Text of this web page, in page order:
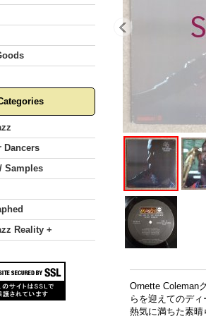
Dancers
Samples
Reality +
Ornette Coleman
らを迎えてのデ
熱気に満ちた素晴